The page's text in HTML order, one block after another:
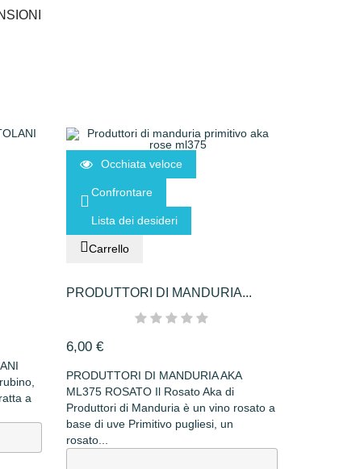
a
Occhiata veloce
Confrontare
Lista dei desideri
Carrello
PRODUTTORI DI MANDURIA...
6,00 €
PRODUTTORI DI MANDURIA AKA
ML375 ROSATO Il Rosato Aka di
Produttori di Manduria è un vino rosato a
base di uve Primitivo pugliesi, un
rosato...